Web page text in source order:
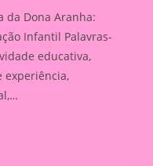
da Dona Aranha:
Infantil Palavras-
educativa,
experiência,